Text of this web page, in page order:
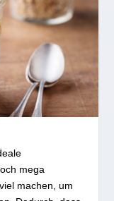
mega
machen, um